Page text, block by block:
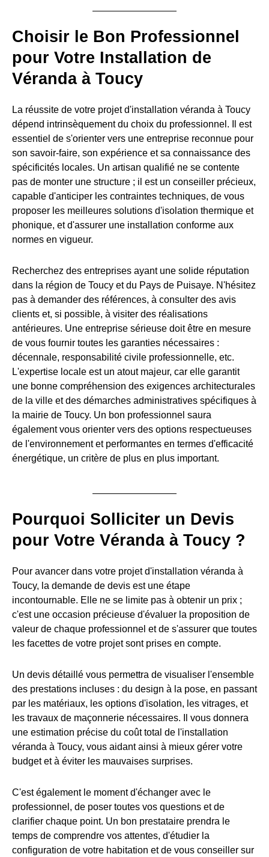
Choisir le Bon Professionnel
pour Votre Installation de
Véranda à Toucy
La réussite de votre projet d'installation véranda à Toucy
dépend intrinsèquement du choix du professionnel. Il est
essentiel de s'orienter vers une entreprise reconnue pour
son savoir-faire, son expérience et sa connaissance des
spécificités locales. Un artisan qualifié ne se contente
pas de monter une structure ; il est un conseiller précieux,
capable d'anticiper les contraintes techniques, de vous
proposer les meilleures solutions d'isolation thermique et
phonique, et d'assurer une installation conforme aux
normes en vigueur.
Recherchez des entreprises ayant une solide réputation
dans la région de Toucy et du Pays de Puisaye. N'hésitez
pas à demander des références, à consulter des avis
clients et, si possible, à visiter des réalisations
antérieures. Une entreprise sérieuse doit être en mesure
de vous fournir toutes les garanties nécessaires :
décennale, responsabilité civile professionnelle, etc.
L'expertise locale est un atout majeur, car elle garantit
une bonne compréhension des exigences architecturales
de la ville et des démarches administratives spécifiques à
la mairie de Toucy. Un bon professionnel saura
également vous orienter vers des options respectueuses
de l'environnement et performantes en termes d'efficacité
énergétique, un critère de plus en plus important.
Pourquoi Solliciter un Devis
pour Votre Véranda à Toucy ?
Pour avancer dans votre projet d'installation véranda à
Toucy, la demande de devis est une étape
incontournable. Elle ne se limite pas à obtenir un prix ;
c'est une occasion précieuse d'évaluer la proposition de
valeur de chaque professionnel et de s'assurer que toutes
les facettes de votre projet sont prises en compte.
Un devis détaillé vous permettra de visualiser l'ensemble
des prestations incluses : du design à la pose, en passant
par les matériaux, les options d'isolation, les vitrages, et
les travaux de maçonnerie nécessaires. Il vous donnera
une estimation précise du coût total de l'installation
véranda à Toucy, vous aidant ainsi à mieux gérer votre
budget et à éviter les mauvaises surprises.
C'est également le moment d'échanger avec le
professionnel, de poser toutes vos questions et de
clarifier chaque point. Un bon prestataire prendra le
temps de comprendre vos attentes, d'étudier la
configuration de votre habitation et de vous conseiller sur